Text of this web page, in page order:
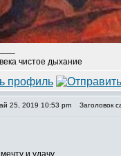
чистое дыхание
25, 2019 10:53 pm Заголовок
и удачу